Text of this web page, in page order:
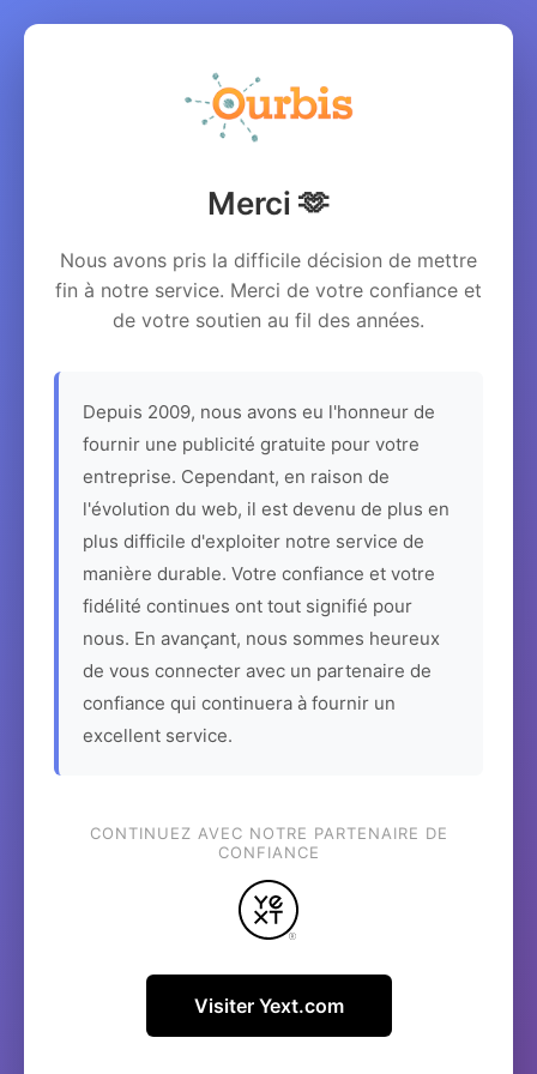
Merci 🫶
Nous avons pris la difficile décision de mettre
fin à notre service. Merci de votre confiance et
de votre soutien au fil des années.
Depuis 2009, nous avons eu l'honneur de
fournir une publicité gratuite pour votre
entreprise. Cependant, en raison de
l'évolution du web, il est devenu de plus en
plus difficile d'exploiter notre service de
manière durable. Votre confiance et votre
fidélité continues ont tout signifié pour
nous. En avançant, nous sommes heureux
de vous connecter avec un partenaire de
confiance qui continuera à fournir un
excellent service.
CONTINUEZ AVEC NOTRE PARTENAIRE DE
CONFIANCE
Visiter Yext.com